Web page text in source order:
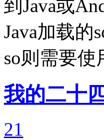
到Java或
Java加载的
so则需要
我的二十
21